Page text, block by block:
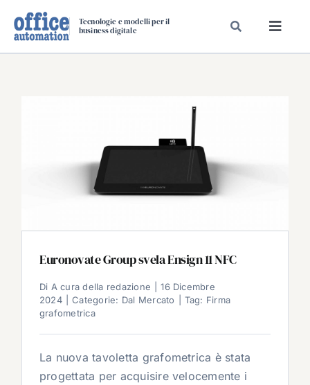
Tecnologie e modelli per il
business digitale
Euronovate Group svela Ensign 11 NFC
Di A cura della redazione
16 Dicembre
2024
Categorie: Dal Mercato Tag: Firma
grafometrica
La nuova tavoletta grafometrica è stata
progettata per acquisire velocemente i